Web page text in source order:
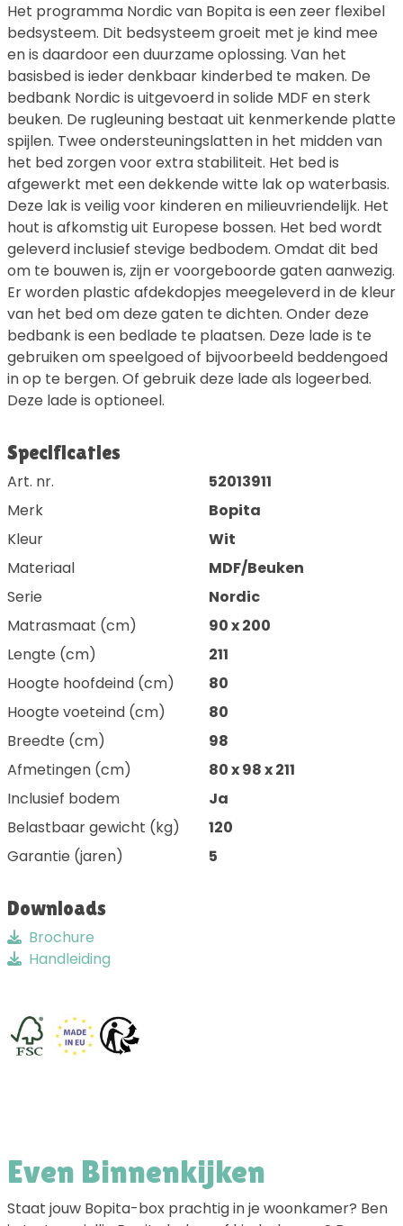
Het programma Nordic van Bopita is een zeer flexibel
bedsysteem. Dit bedsysteem groeit met je kind mee
en is daardoor een duurzame oplossing. Van het
basisbed is ieder denkbaar kinderbed te maken. De
bedbank Nordic is uitgevoerd in solide MDF en sterk
beuken. De rugleuning bestaat uit kenmerkende platte
spijlen. Twee ondersteuningslatten in het midden van
het bed zorgen voor extra stabiliteit. Het bed is
afgewerkt met een dekkende witte lak op waterbasis.
Deze lak is veilig voor kinderen en milieuvriendelijk. Het
hout is afkomstig uit Europese bossen. Het bed wordt
geleverd inclusief stevige bedbodem. Omdat dit bed
om te bouwen is, zijn er voorgeboorde gaten aanwezig.
Er worden plastic afdekdopjes meegeleverd in de kleur
van het bed om deze gaten te dichten. Onder deze
bedbank is een bedlade te plaatsen. Deze lade is te
gebruiken om speelgoed of bijvoorbeeld beddengoed
in op te bergen. Of gebruik deze lade als logeerbed.
Deze lade is optioneel.
Specificaties
Art. nr.
52013911
Merk
Bopita
Kleur
Wit
Materiaal
MDF/Beuken
Serie
Nordic
Matrasmaat (cm)
90 x 200
Lengte (cm)
211
Hoogte hoofdeind (cm)
80
Hoogte voeteind (cm)
80
Breedte (cm)
98
Afmetingen (cm)
80 x 98 x 211
Inclusief bodem
Ja
Belastbaar gewicht (kg)
120
Garantie (jaren)
5
Downloads
Brochure
Handleiding
Even Binnenkijken
Staat jouw Bopita-box prachtig in je woonkamer? Ben